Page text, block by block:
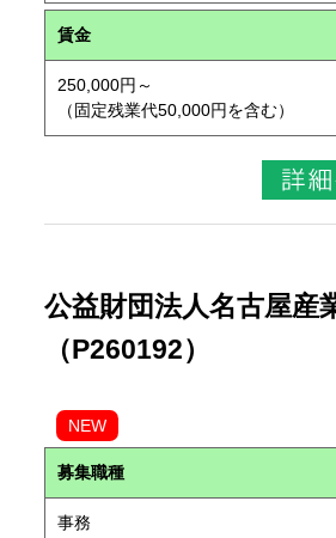
賃金
250,000円～
（固定残業代50,000円を含む）
公益財団法人名古屋産
（P260192）
NEW
募集職種
事務